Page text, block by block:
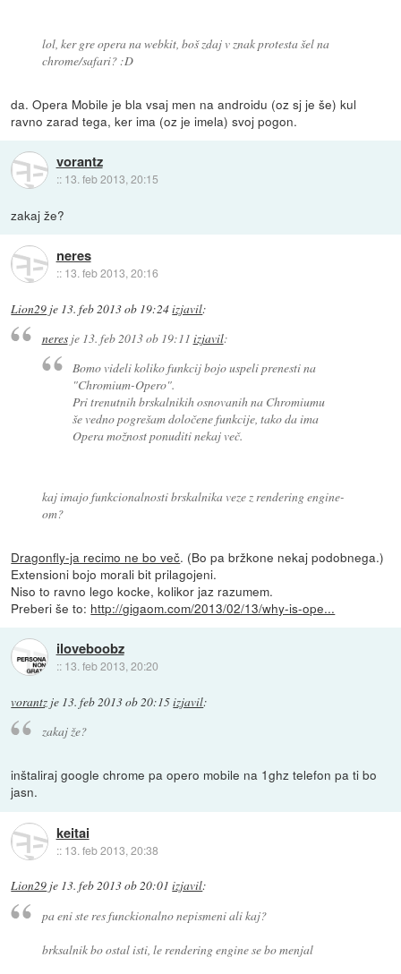
lol, ker gre opera na webkit, boš zdaj v znak protesta šel na
chrome/safari? :D
da. Opera Mobile je bla vsaj men na androidu (oz sj je še) kul
ravno zarad tega, ker ima (oz je imela) svoj pogon.
vorantz
:: 13. feb 2013, 20:15
zakaj že?
neres
:: 13. feb 2013, 20:16
Lion29 je 13. feb 2013 ob 19:24izjavil:
neresje 13. feb 2013 ob 19:11 izjavil:
Bomo videli koliko funkcij bojo uspeli prenesti na
"Chromium-Opero".
Pri trenutnih brskalnikih osnovanih na Chromiumu
še vedno pogrešam določene funkcije, tako da ima
Opera možnost ponuditi nekaj več.
kaj imajo funkcionalnosti brskalnika veze z rendering engine-
om?
Dragonfly-ja recimo ne bo več. (Bo pa bržkone nekaj podobnega.)
Extensioni bojo morali bit prilagojeni.
Niso to ravno lego kocke, kolikor jaz razumem.
Preberi še to: http://gigaom.com/2013/02/13/why-is-ope...
iloveboobz
:: 13. feb 2013, 20:20
vorantz je 13. feb 2013 ob 20:15izjavil:
zakaj že?
inštaliraj google chrome pa opero mobile na 1ghz telefon pa ti bo
jasn.
keitai
:: 13. feb 2013, 20:38
Lion29 je 13. feb 2013 ob 20:01 izjavil:
pa eni ste res funckionalno nepismeni ali kaj?
brksalnik bo ostal isti, le rendering engine se bo menjal